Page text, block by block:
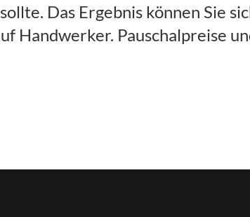
Das Ergebnis können Sie
Handwerker. Pauschalpreise